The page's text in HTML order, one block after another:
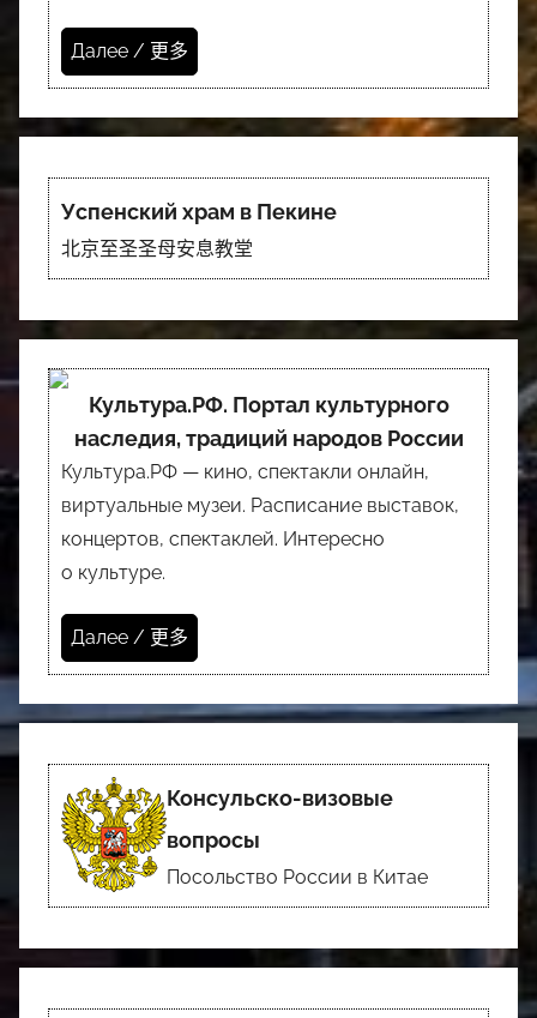
Далее / 更多
Успенский храм в Пекине
北京至圣圣母安息教堂
Культура.РФ. Портал культурного
наследия, традиций народов России
Культура.РФ — кино, спектакли онлайн,
виртуальные музеи. Расписание выставок,
концертов, спектаклей. Интересно
о культуре.
Далее / 更多
Консульско-визовые
вопросы
Посольство России в Китае